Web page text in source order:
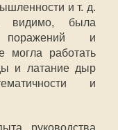
и т. д.
видимо, была
и
могла работать
и латание дыр
и
руководства